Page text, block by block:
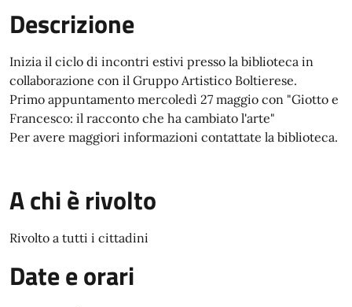
Descrizione
Inizia il ciclo di incontri estivi presso la biblioteca in
collaborazione con il Gruppo Artistico Boltierese.
Primo appuntamento mercoledì 27 maggio con "Giotto e
Francesco: il racconto che ha cambiato l'arte"
Per avere maggiori informazioni contattate la biblioteca.
A chi è rivolto
Rivolto a tutti i cittadini
Date e orari